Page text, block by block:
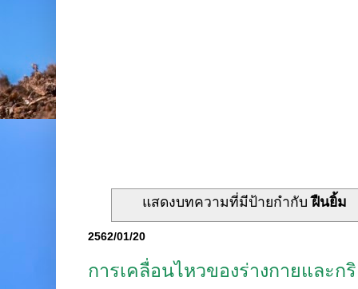
แสดงบทความที่มีป้ายกำกับฝืนยิ้ม
2562/01/20
การเคลื่อนไหวของร่างกายและก